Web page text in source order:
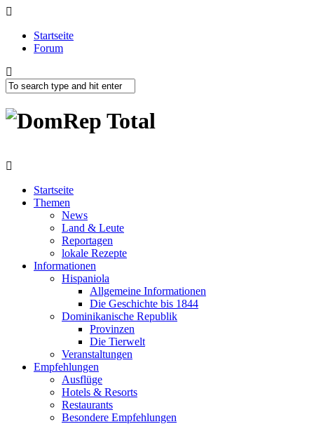
Startseite
Forum
Startseite
Themen
News
Land & Leute
Reportagen
lokale Rezepte
Informationen
Hispaniola
Allgemeine Informationen
Die Geschichte bis 1844
Dominikanische Republik
Provinzen
Die Tierwelt
Veranstaltungen
Empfehlungen
Ausflüge
Hotels & Resorts
Restaurants
Besondere Empfehlungen